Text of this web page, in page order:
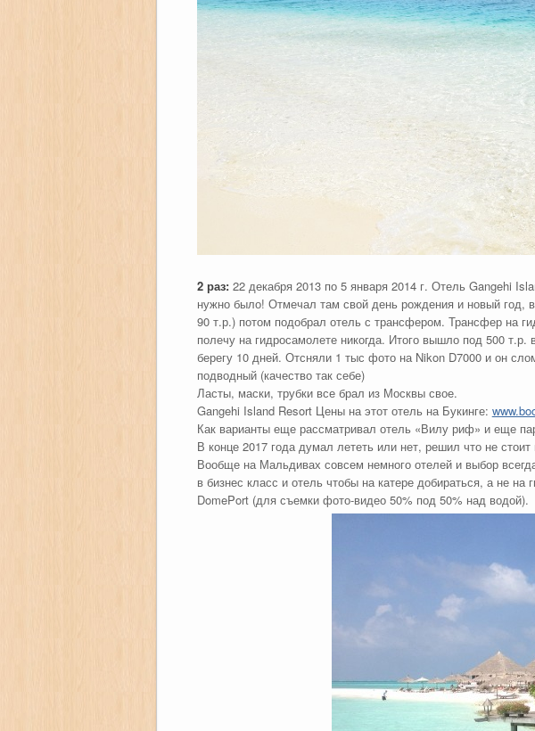
2 раз:22 декабря 2013 по 5 января 2014 г. Отель Gangehi
нужно было! Отмечал там свой день рождения и новый год,
90 т.р.) потом подобрал отель с трансфером. Трансфер на
полечу на гидросамолете никогда. Итого вышло под 500
берегу 10 дней. Отсняли 1 тыс фото на Nikon D7000 и он
подводный (качество так себе)
Ласты, маски, трубки все брал из Москвы свое.
Gangehi Island Resort Цены на этот отель на Букинге:
Как варианты еще рассматривал отель «Вилу риф» и еще
В конце 2017 года думал лететь или нет, решил что не стоит
Вообще на Мальдивах совсем немного отелей и выбор
в бизнес класс и отель чтобы на катере добираться, а не
DomePort (для съемки фото-видео 50% под 50% над водой).